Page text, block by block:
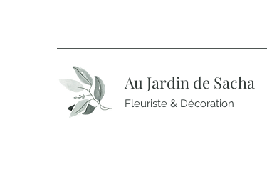
Au Jardin de Sacha
Fleuriste & Décoration